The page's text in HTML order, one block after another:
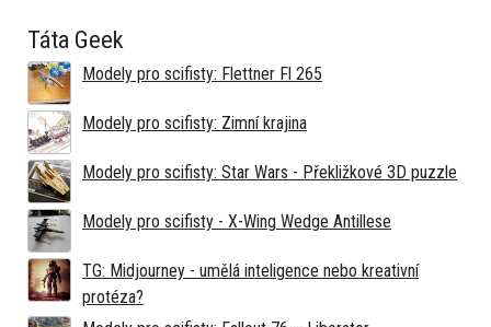
Táta Geek
Modely pro scifisty: Flettner Fl 265
Modely pro scifisty: Zimní krajina
Modely pro scifisty: Star Wars - Překližkové 3D puzzle
Modely pro scifisty - X-Wing Wedge Antillese
TG: Midjourney - umělá inteligence nebo kreativní
protéza?